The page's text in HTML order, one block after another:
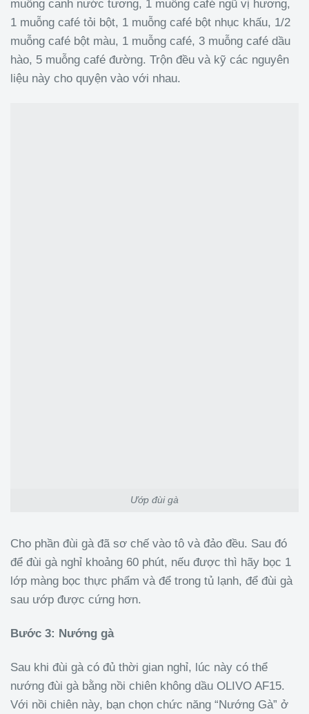
muỗng canh nước tương, 1 muỗng café ngũ vị hương,
1 muỗng café tỏi bột, 1 muỗng café bột nhục khấu, 1/2
muỗng café bột màu, 1 muỗng café, 3 muỗng café dầu
hào, 5 muỗng café đường. Trộn đều và kỹ các nguyên
liệu này cho quyện vào với nhau.
Ướp đùi gà
Cho phần đùi gà đã sơ chế vào tô và đảo đều. Sau đó
để đùi gà nghỉ khoảng 60 phút, nếu được thì hãy bọc 1
lớp màng bọc thực phẩm và để trong tủ lạnh, để đùi gà
sau ướp được cứng hơn.
Bước 3: Nướng gà
Sau khi đùi gà có đủ thời gian nghỉ, lúc này có thể
nướng đùi gà bằng nồi chiên không dầu OLIVO AF15.
Với nồi chiên này, bạn chọn chức năng “Nướng Gà” ở